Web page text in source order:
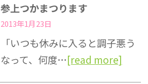
参上つかまつります
2013年1月23日
「いつも休みに入ると調子悪う
なって、何度…[read more]